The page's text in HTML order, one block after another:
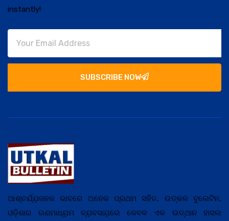
instantly!
SUBSCRIBE NOW
ଆଶ୍ଚର୍ଯ୍ଯ଼ଜନକ ଭାବରେ ଅନେକ ପ୍ରଥମ ସହିତ, ଉତ୍କଳ ବୁଲେଟିନ,
ଓଡ଼ିଶାର ଗଣମାଧ୍ଯ଼ମ ବ୍ଯ଼ବସାଯ଼ରେ କେବଳ ଏକ ଉତ୍ଥାନ ହାସଲ